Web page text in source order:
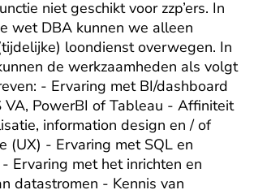
niet geschikt voor zzp’ers. In
wet DBA kunnen we alleen
loondienst overwegen. In
de werkzaamheden als volgt
- Ervaring met BI/dashboard
VA, PowerBI of Tableau - Affiniteit
information design en / of
(UX) - Ervaring met SQL en
Ervaring met het inrichten en
datastromen - Kennis van